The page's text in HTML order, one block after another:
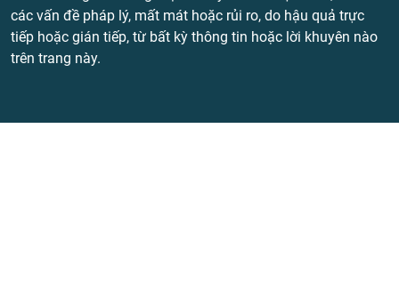
các vấn đề pháp lý, mất mát hoặc rủi ro, do hậu quả trực
tiếp hoặc gián tiếp, từ bất kỳ thông tin hoặc lời khuyên nào
trên trang này.